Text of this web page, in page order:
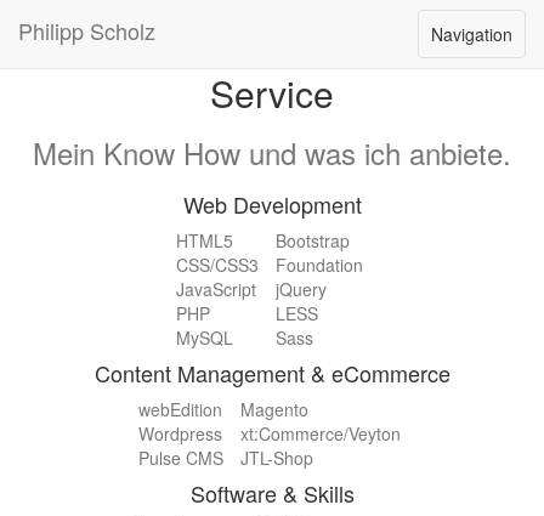
Navigation
öffnen
Navigation
Philipp Scholz
Frontend
Service
Mein Know How und was ich anbiete.
Web Development
HTML5
CSS/CSS3
JavaScript
PHP
MySQL
Bootstrap
Foundation
jQuery
LESS
Sass
Content Management & eCommerce
webEdition
Wordpress
Pulse CMS
Magento
xt:Commerce/Veyton
JTL-Shop
Software & Skills